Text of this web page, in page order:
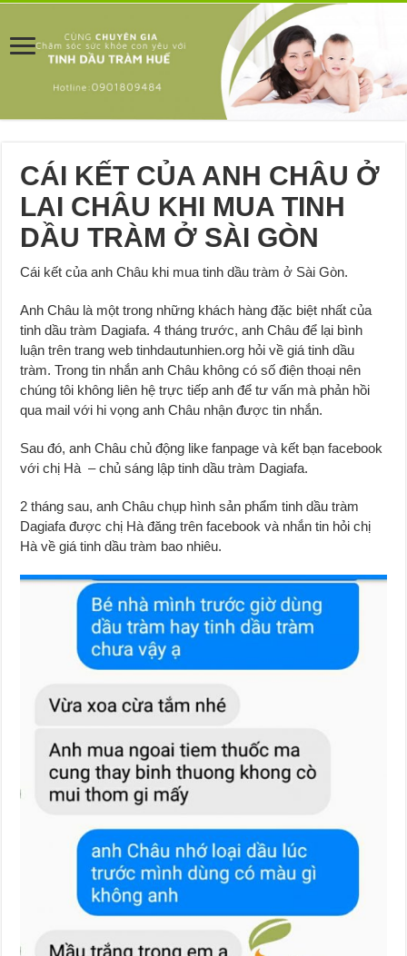
CÁI KẾT CỦA ANH CHÂU Ở
LAI CHÂU KHI MUA TINH
DẦU TRÀM Ở SÀI GÒN
Cái kết của anh Châu khi mua tinh dầu tràm ở Sài Gòn.
Anh Châu là một trong những khách hàng đặc biệt nhất của
tinh dầu tràm Dagiafa. 4 tháng trước, anh Châu để lại bình
luận trên trang web tinhdautunhien.org hỏi về giá tinh dầu
tràm. Trong tin nhắn anh Châu không có số điện thoại nên
chúng tôi không liên hệ trực tiếp anh để tư vấn mà phản hồi
qua mail với hi vọng anh Châu nhận được tin nhắn.
Sau đó, anh Châu chủ động like fanpage và kết bạn facebook
với chị Hà – chủ sáng lập tinh dầu tràm Dagiafa.
2 tháng sau, anh Châu chụp hình sản phẩm tinh dầu tràm
Dagiafa được chị Hà đăng trên facebook và nhắn tin hỏi chị
Hà về giá tinh dầu tràm bao nhiêu.